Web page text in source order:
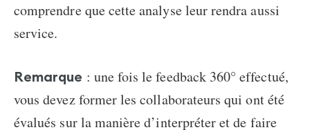
comprendre que cette analyse leur rendra aussi
service.
Remarque : une fois le feedback 360° effectué,
vous devez former les collaborateurs qui ont été
évalués sur la manière d’interpréter et de faire